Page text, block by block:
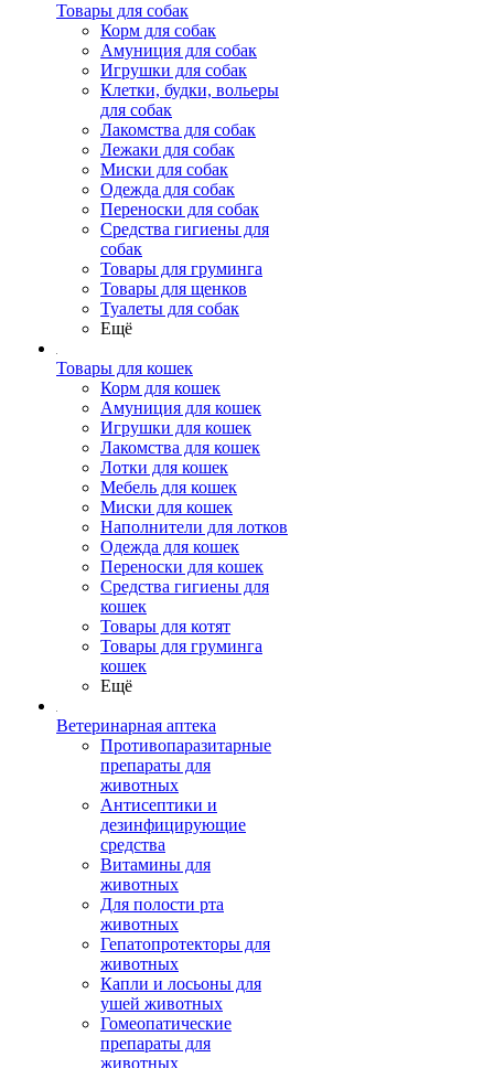
Товары для собак
Корм для собак
Амуниция для собак
Игрушки для собак
Клетки, будки, вольеры
для собак
Лакомства для собак
Лежаки для собак
Миски для собак
Одежда для собак
Переноски для собак
Средства гигиены для
собак
Товары для груминга
Товары для щенков
Туалеты для собак
Ещё
Товары для кошек
Корм для кошек
Амуниция для кошек
Игрушки для кошек
Лакомства для кошек
Лотки для кошек
Мебель для кошек
Миски для кошек
Наполнители для лотков
Одежда для кошек
Переноски для кошек
Средства гигиены для
кошек
Товары для котят
Товары для груминга
кошек
Ещё
Ветеринарная аптека
Противопаразитарные
препараты для
животных
Антисептики и
дезинфицирующие
средства
Витамины для
животных
Для полости рта
животных
Гепатопротекторы для
животных
Капли и лосьоны для
ушей животных
Гомеопатические
препараты для
животных